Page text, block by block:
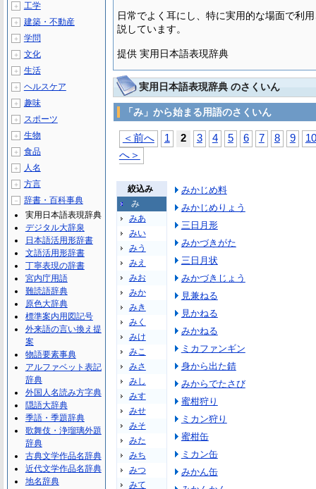
日常でよく耳にし、特に実用的な場面で利
説しています。
提供 実用日本語表現辞典
実用日本語表現辞典 のさくいん
「み」から始まる用語のさくいん
＜前へ 1 2 3 4 5 6 7 8 9
10
へ＞
絞込み
み
みあ
みい
みう
みえ
みお
みか
みき
みく
みけ
みこ
みさ
みし
みす
みせ
みそ
みた
みち
みつ
みて
みかじめ料
みかじめりょう
三日月形
みかづきがた
三日月状
みかづきじょう
見兼ねる
見かねる
みかねる
ミカファンギン
身から出た錆
みからでたさび
蜜柑狩り
ミカン狩り
蜜柑缶
ミカン缶
みかん缶
＋ 工学
＋ 建築・不動産
＋ 学問
＋ 文化
＋ 生活
＋ ヘルスケア
＋ 趣味
＋ スポーツ
＋ 生物
＋ 食品
＋ 人名
＋ 方言
－
辞書・百科事典
実用日本語表現辞典
デジタル大辞泉
日本語活用形辞書
文語活用形辞書
丁寧表現の辞書
宮内庁用語
難読語辞典
原色大辞典
標準案内用図記号
外来語の言い換え提
案
物語要素事典
アルファベット表記
辞典
外国人名読み方字典
隠語大辞典
季語・季題辞典
歌舞伎・浄瑠璃外題
辞典
古典文学作品名辞典
近代文学作品名辞典
地名辞典